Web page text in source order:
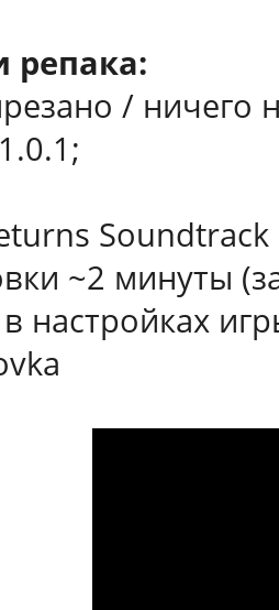
репака:
/ ничего
Soundtrack
~2 минуты
настройках